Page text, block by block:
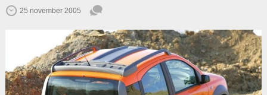
25 november 2005